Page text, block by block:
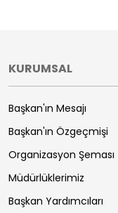
KURUMSAL
Başkan'ın Mesajı
Başkan'ın Özgeçmişi
Organizasyon Şeması
Müdürlüklerimiz
Başkan Yardımcıları